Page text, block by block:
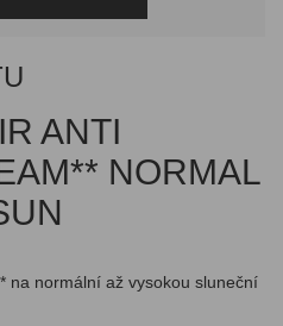
ANTI
NORMAL
na normální až vysokou sluneční